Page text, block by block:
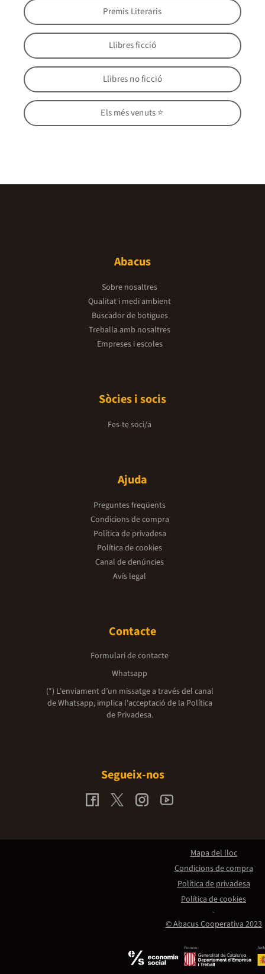
Premis Literaris
Llibres ficció
Llibres no ficció
Els més venuts ⭐
Abacus
Sobre nosaltres
Qualitat i medi ambient
Buscador de botigues
Treballa amb nosaltres
Empreses i escoles
Sòcies i socis
Fes-te soci/a
Ajuda
Preguntes freqüents
Condicions de compra
Política de privadesa
Política de cookies
Canal de denúncies
Avís legal
Contacte
Formulari de contacte
Whatsapp
(*) L'enviament d’un missatge a través del canal
de Whatsapp, implica l'acceptació de la Política
de Privadesa.
Segueix-nos
Promou:
© Abacus Cooperativa 2023
Mapa del lloc
Condicions de compra
Política de privadesa
Política de cookies